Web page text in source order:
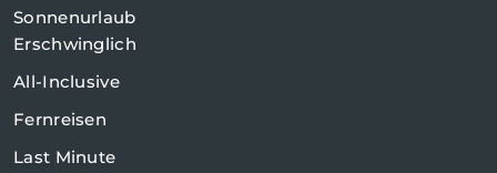
Sonnenurlaub
Erschwinglich
All-Inclusive
Fernreisen
Last Minute